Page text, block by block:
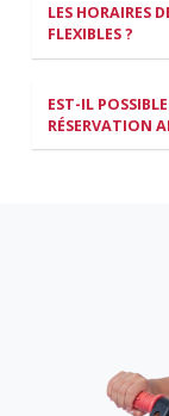
LES HORAIRES
FLEXIBLES ?
EST-IL
RÉSERVATION